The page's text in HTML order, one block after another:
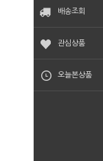
배송조회
관심상품
오늘본상품